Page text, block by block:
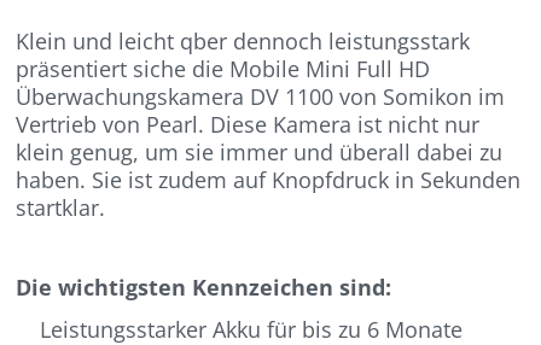
Klein und leicht qber dennoch leistungsstark
präsentiert siche die Mobile Mini Full HD
Überwachungskamera DV 1100 von Somikon im
Vertrieb von Pearl. Diese Kamera ist nicht nur
klein genug, um sie immer und überall dabei zu
haben. Sie ist zudem auf Knopfdruck in Sekunden
startklar.
Die wichtigsten Kennzeichen sind:
Leistungsstarker Akku für bis zu 6 Monate